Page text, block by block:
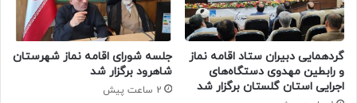
گردهمایی دبیران ستاد اقامه نماز
و رابطین مهدوی دستگاه‌های
اجرایی استان گلستان برگزار شد
جلسه شورای اقامه نماز شهرستان
شاهرود برگزار شد
2 ساعت پیش